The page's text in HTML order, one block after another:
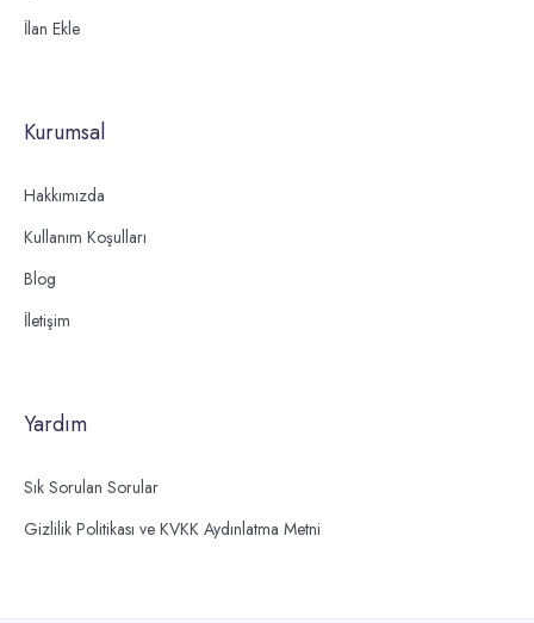
İlan Ekle
Kurumsal
Hakkımızda
Kullanım Koşulları
Blog
İletişim
Yardım
Sık Sorulan Sorular
Gizlilik Politikası ve KVKK Aydınlatma Metni